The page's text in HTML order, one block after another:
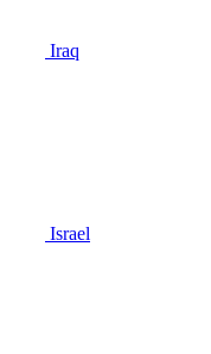
Iraq
Israel